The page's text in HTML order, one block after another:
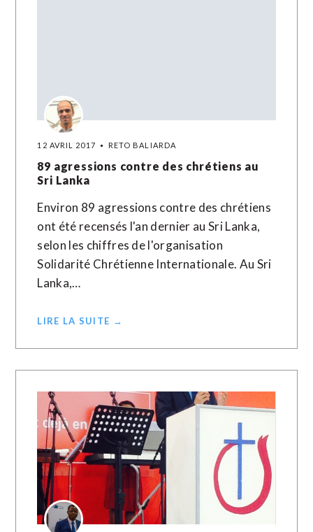
12 AVRIL 2017 RETO BALIARDA
89 agressions contre des chrétiens au
Sri Lanka
Environ 89 agressions contre des chrétiens
ont été recensés l'an dernier au Sri Lanka,
selon les chiffres de l'organisation
Solidarité Chrétienne Internationale. Au Sri
Lanka,…
LIRE LA SUITE →